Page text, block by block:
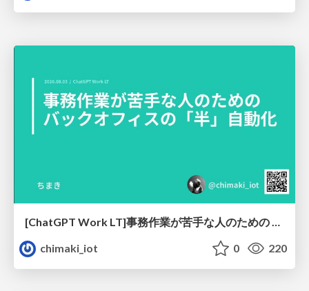
[ChatGPT Work LT]事務作業が苦手な人のための バックオフィスの「半」自動化
chimaki_iot
0 220